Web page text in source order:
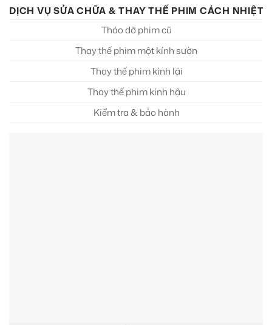
DỊCH VỤ SỬA CHỮA & THAY THẾ PHIM CÁCH NHIỆT
Tháo dỡ phim cũ
Thay thế phim một kính sườn
Thay thế phim kính lái
Thay thế phim kính hậu
Kiểm tra & bảo hành